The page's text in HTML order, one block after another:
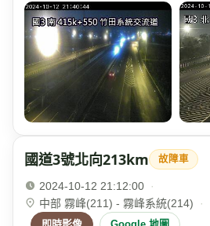
國道3號北向213km 故障車
2024-10-12 21:12:00
·
中部 霧峰(211) - 霧峰系統(214)
·